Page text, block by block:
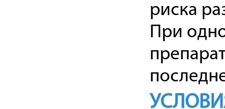
риска
При